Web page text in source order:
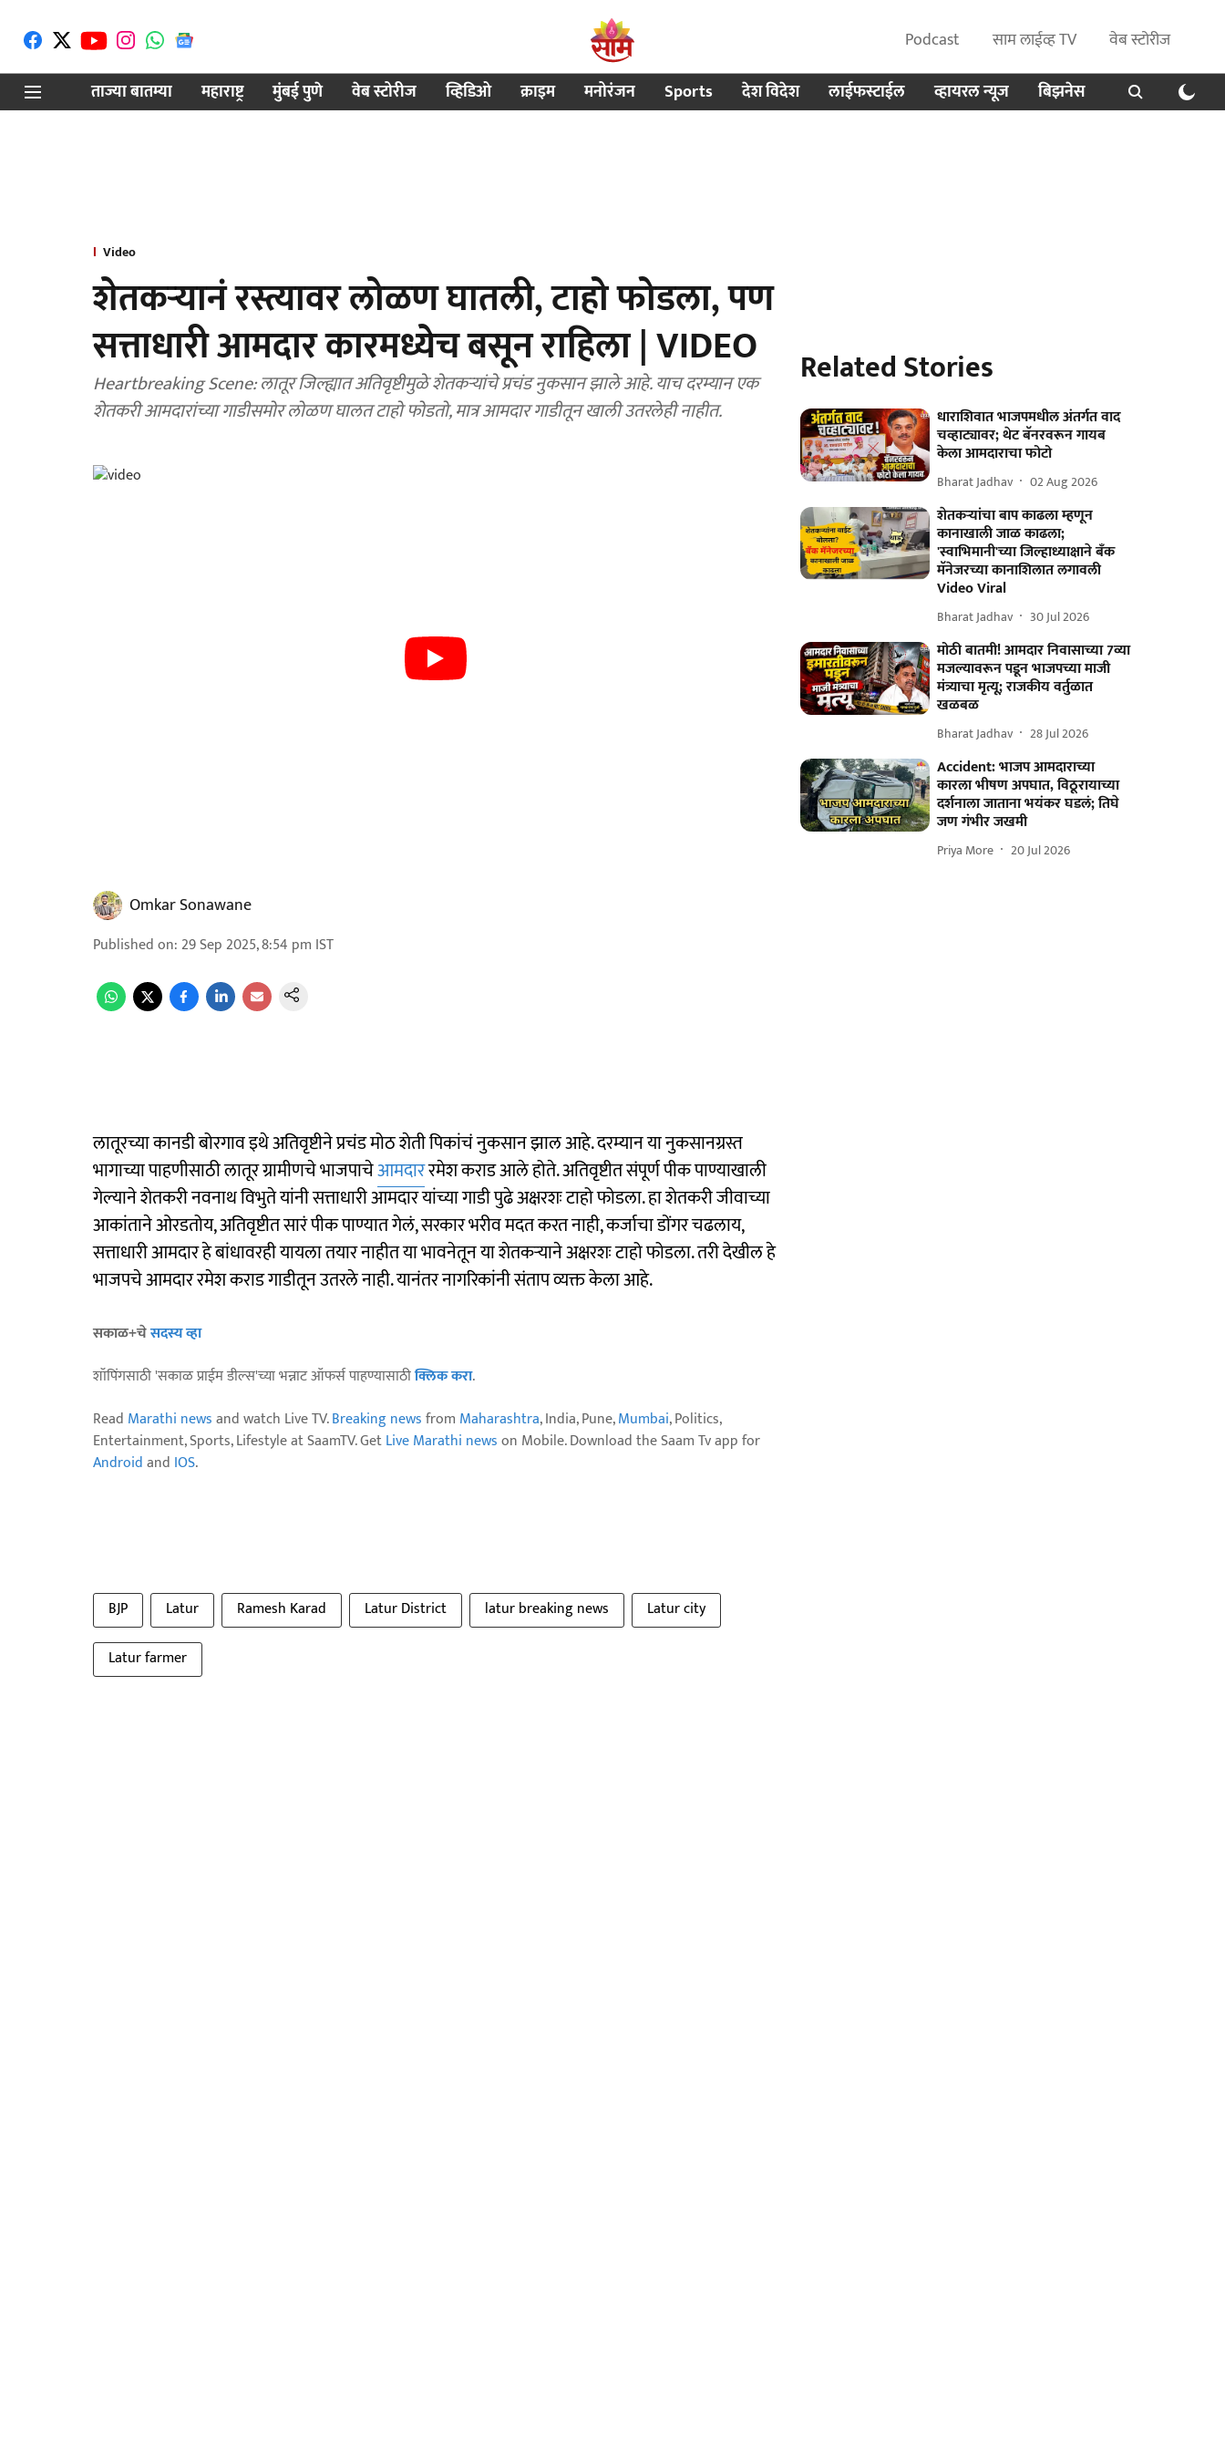
Podcast साम लाईव्ह TV
वेब स्टोरीज
ताज्या बातम्या
महाराष्ट्र मुंबई पुणे वेब स्टोरीज व्हिडिओ क्राइम मनोरंजन Sports देश विदेश लाईफस्टाईल व्हायरल न्यूज बिझनेस
Video
शेतकऱ्यानं रस्त्यावर लोळण घातली, टाहो फोडला, पण
सत्ताधारी आमदार कारमध्येच बसून राहिला | VIDEO
Heartbreaking Scene: लातूर जिल्ह्यात अतिवृष्टीमुळे शेतकऱ्यांचे प्रचंड नुकसान झाले आहे. याच दरम्यान एक
शेतकरी आमदारांच्या गाडीसमोर लोळण घालत टाहो फोडतो, मात्र आमदार गाडीतून खाली उतरलेही नाहीत.
Omkar Sonawane
Published on: 29 Sep 2025, 8:54 pm IST
लातूरच्या कानडी बोरगाव इथे अतिवृष्टीने प्रचंड मोठ शेती पिकांचं नुकसान झाल आहे. दरम्यान या नुकसानग्रस्त
भागाच्या पाहणीसाठी लातूर ग्रामीणचे भाजपाचेआमदाररमेश कराड आले होते. अतिवृष्टीत संपूर्ण पीक पाण्याखाली
गेल्याने शेतकरी नवनाथ विभुते यांनी सत्ताधारी आमदार यांच्या गाडी पुढे अक्षरशः टाहो फोडला. हा शेतकरी जीवाच्या
आकांताने ओरडतोय, अतिवृष्टीत सारं पीक पाण्यात गेलं, सरकार भरीव मदत करत नाही, कर्जाचा डोंगर चढलाय,
सत्ताधारी आमदार हे बांधावरही यायला तयार नाहीत या भावनेतून या शेतकऱ्याने अक्षरशः टाहो फोडला. तरी देखील हे
भाजपचे आमदार रमेश कराड गाडीतून उतरले नाही. यानंतर नागरिकांनी संताप व्यक्त केला आहे.
सकाळ+चेसदस्य व्हा
शॉपिंगसाठी 'सकाळ प्राईम डील्स'च्या भन्नाट ऑफर्स पाहण्यासाठीक्लिक करा.
Read Marathi newsand watch Live TV.Breaking newsfrom Maharashtra, India, Pune,Mumbai, Politics,
Entertainment, Sports, Lifestyle at SaamTV. GetLive Marathi newson Mobile. Download the Saam Tv app for
Androidand IOS.
BJP Latur Ramesh Karad Latur District latur breaking news
Latur city
Latur farmer
Related Stories
धाराशिवात भाजपमधील अंतर्गत वाद
चव्हाट्यावर; थेट बॅनरवरून गायब
केला आमदाराचा फोटो
Bharat Jadhav 02 Aug 2026
शेतकऱ्यांचा बाप काढला म्हणून
कानाखाली जाळ काढला;
'स्वाभिमानी'च्या जिल्हाध्याक्षाने बँक
मॅनेजरच्या कानाशिलात लगावली
Video Viral
Bharat Jadhav 30 Jul 2026
मोठी बातमी! आमदार निवासाच्या 7व्या
मजल्यावरून पडून भाजपच्या माजी
मंत्र्याचा मृत्यू; राजकीय वर्तुळात
खळबळ
Bharat Jadhav 28 Jul 2026
Accident: भाजप आमदाराच्या
कारला भीषण अपघात, विठूरायाच्या
दर्शनाला जाताना भयंकर घडलं; तिघे
जण गंभीर जखमी
Priya More 20 Jul 2026